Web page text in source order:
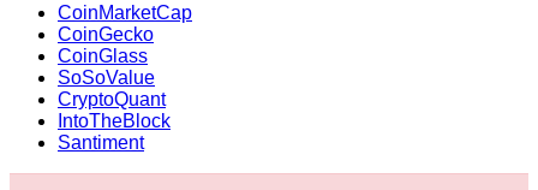
CoinMarketCap
CoinGecko
CoinGlass
SoSoValue
CryptoQuant
IntoTheBlock
Santiment